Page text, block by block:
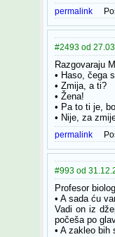
permalink
#2493 od
Razgovaraju
• Haso, čega
• Zmija, a ti?
• Žena!
• Pa to ti je,
• Nije, za
permalink
#993 od
Profesor
• A sada ću
Vadi on iz
počeša po
• A zakleo bih